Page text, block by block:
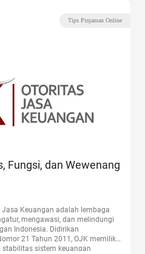
Tips Pinjaman Online
Fungsi, dan Wewenang
Keuangan adalah lembaga
mengawasi, dan melindungi
Indonesia. Didirikan
21 Tahun 2011, OJK memiliki
sistem keuangan